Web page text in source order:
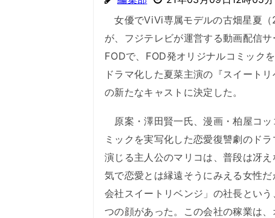
女優でViVi専属モデルの古畑星夏（
が、フジテレビが運営する動画配信サ
FODで、FOD発オリジナルコミック
ドラマ化した夏菜主演の『スイートリ
の新たなキャストに決定した。
原案・澤田賢一氏、漫画・柏屋コッ
ミックを実写化した恋愛復讐劇のド
演じる主人公のマリコは、普段は冴え
気で恋愛とは縁遠そうにみえる女性
会社スイートリベンジ」の社長という
つの顔があった。この会社の稼業は、